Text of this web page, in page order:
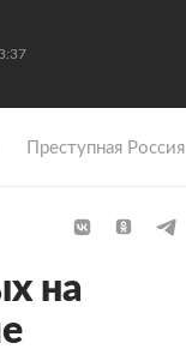
Преступная Россия
на